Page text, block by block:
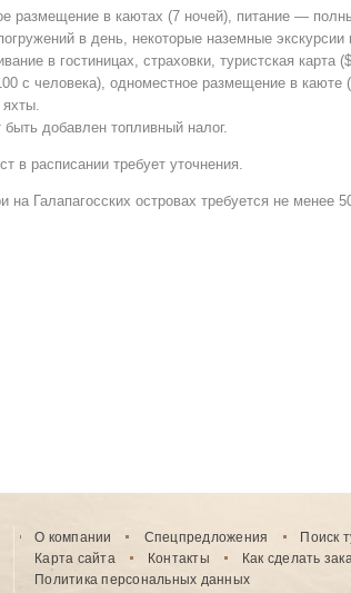
размещение в каютах (7 ночей), питание —
в день, некоторые наземные экскурсии
в гостиницах, страховки, туристская карта
с человека), одноместное размещение в каюте
добавлен топливный налог.
в расписании требует уточнения.
Галапагосских островах требуется не менее
О компании Спецпредложения Поиск
Карта сайта
Контакты Как сделать
Политика персональных данных